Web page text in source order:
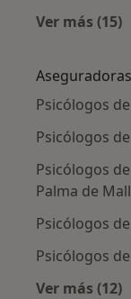
Ver más (15)
Psicólogos
Psicólogos
Psicólogos
Palma de
Psicólogos
Psicólogos
Ver más (12)